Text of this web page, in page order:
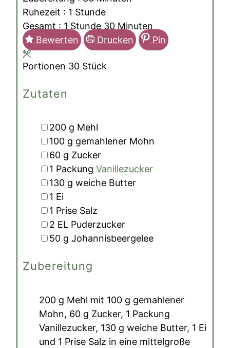
Ruhezeit : 1 Stunde
Stunde
Gesamt : 1 Stunde
Stunde 30Minuten
Minuten
Bewerten
Drucken Pin
Portionen 30 Stück
Zutaten
▢
200 g Mehl
▢
100 g gemahlener Mohn
▢
60 g Zucker
▢
1 Packung Vanillezucker
▢
130 g weiche Butter
▢
1 Ei
▢
1 Prise Salz
▢
2 EL Puderzucker
▢
50 g Johannisbeergelee
Zubereitung
200 g Mehl mit 100 g gemahlener
Mohn, 60 g Zucker, 1 Packung
Vanillezucker, 130 g weiche Butter, 1 Ei
und 1 Prise Salz in eine mittelgroße